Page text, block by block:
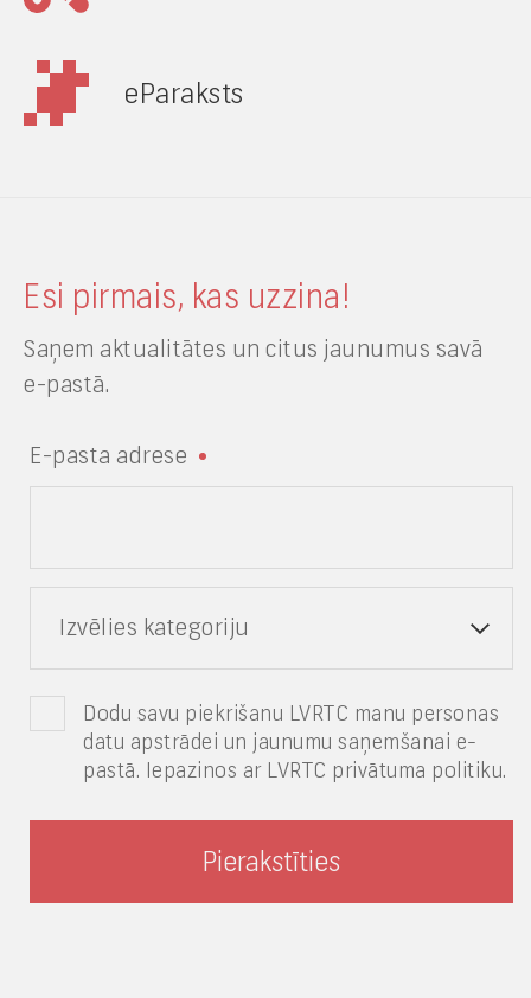
eParaksts
Esi pirmais, kas uzzina!
Saņem aktualitātes un citus jaunumus savā
e-pastā.
E-pasta adrese
Izvēlies kategoriju
Dodu savu piekrišanu LVRTC manu personas
datu apstrādei un jaunumu saņemšanai e-
pastā. Iepazinos ar LVRTC privātuma politiku.